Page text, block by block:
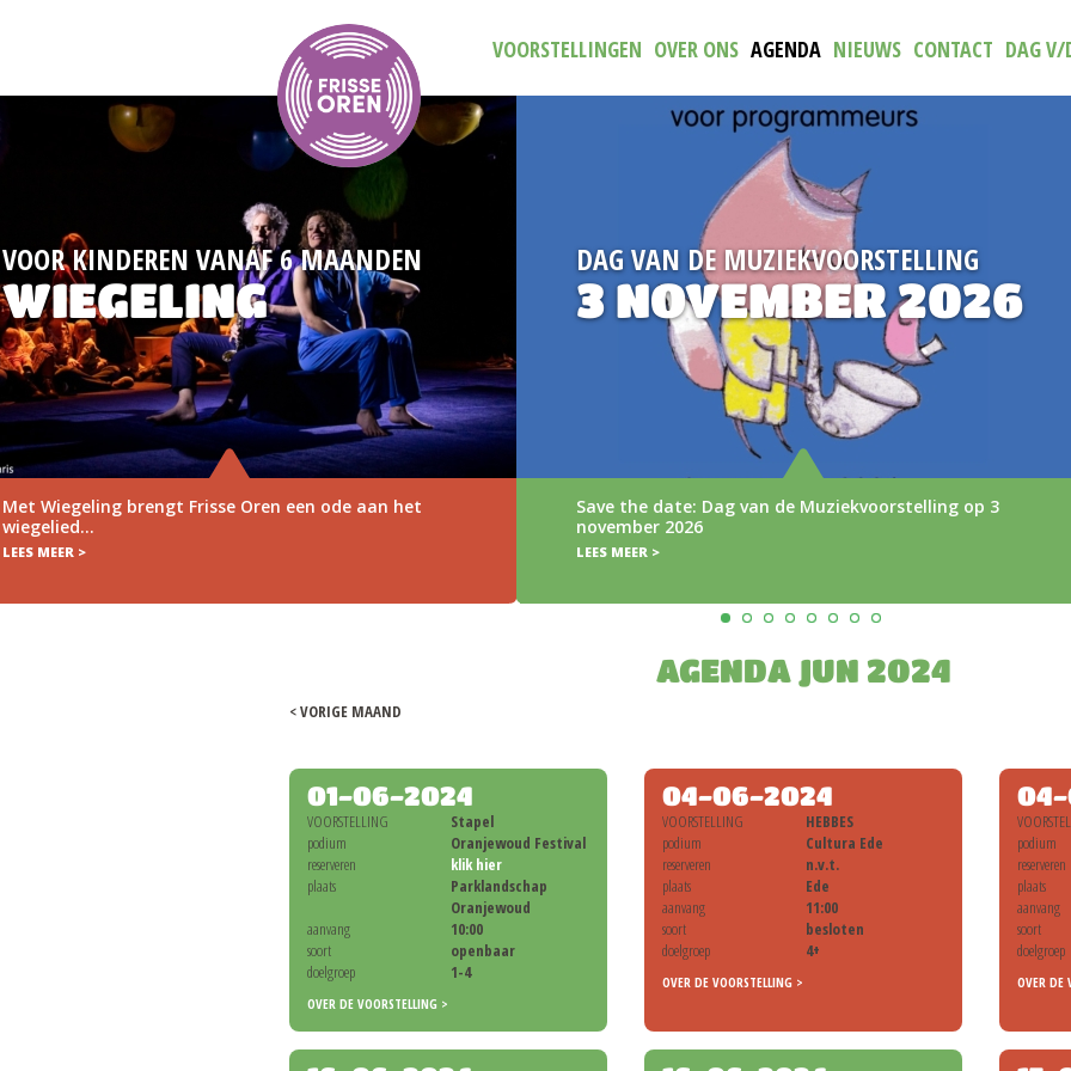
VOORSTELLINGEN OVER ONS AGENDA NIEUWS CONTACT DAG
aan het
DAG VAN DE MUZIEKVOORSTELLING
3 NOVEMBER 2026
Save the date: Dag van de Muziekvoorstelling op 3
NIEUW
TRAILER
AAN
De nieuwe trailer van (N)iets
AGENDA JUN 2024
< VORIGE MAAND
01-06-2024
VOORSTELLING
Stapel
podium
Oranjewoud Festival
reserveren
klik hier
plaats
Parklandschap
Oranjewoud
aanvang
10:00
soort
openbaar
doelgroep
1-4
OVER DE VOORSTELLING >
04-06-2024
VOORSTELLING
HEBBES
podium
Cultura Ede
reserveren
n.v.t.
plaats
Ede
aanvang
11:00
soort
besloten
doelgroep
4+
OVER DE VOORSTELLING >
podium
reserveren
plaats
aanvang
soort
doelgroep
OVER DE